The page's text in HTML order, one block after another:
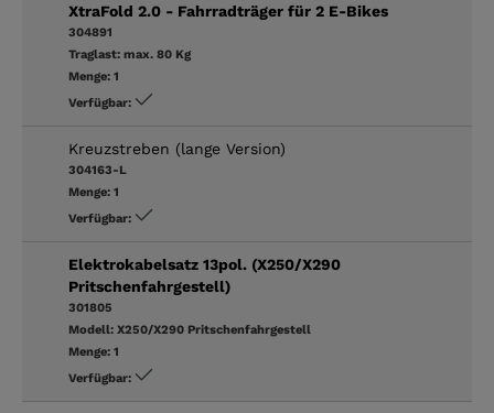
XtraFold 2.0 - Fahrradträger für 2 E-Bikes
304891
Traglast: max. 80 Kg
Menge: 1
Verfügbar:
Kreuzstreben (lange Version)
304163-L
Menge: 1
Verfügbar:
Elektrokabelsatz 13pol. (X250/X290
Pritschenfahrgestell)
301805
Modell: X250/X290 Pritschenfahrgestell
Menge: 1
Verfügbar: